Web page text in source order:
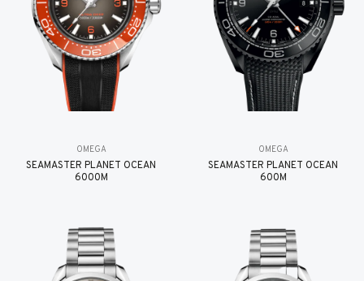
OMEGA
SEAMASTER PLANET OCEAN
6000M
OMEGA
SEAMASTER PLANET OCEAN
600M